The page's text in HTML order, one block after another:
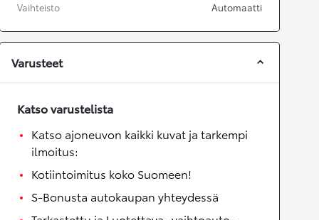
Vaihteisto Automaatti
Varusteet
Katso varustelista
Katso ajoneuvon kaikki kuvat ja tarkempi
ilmoitus:
Kotiintoimitus koko Suomeen!
S-Bonusta autokaupan yhteydessä